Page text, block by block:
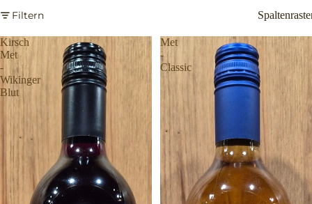
Filtern
Kirsch
Met
-
Wikinger
Blut
Met
-
Classic